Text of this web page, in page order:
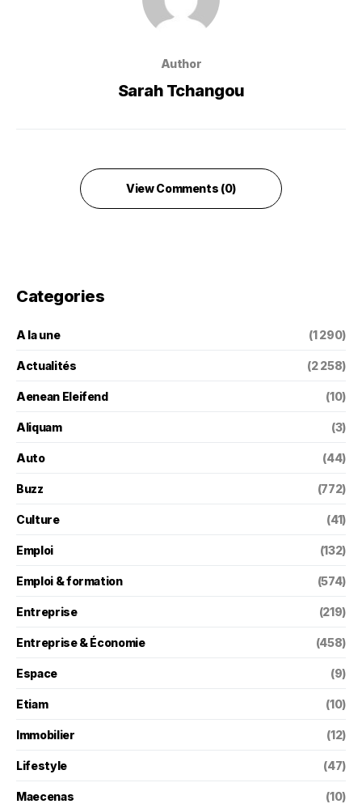
Author
Sarah Tchangou
View Comments (0)
Categories
A la une (1 290)
Actualités (2 258)
Aenean Eleifend (10)
Aliquam (3)
Auto (44)
Buzz (772)
Culture (41)
Emploi (132)
Emploi & formation (574)
Entreprise (219)
Entreprise & Économie (458)
Espace (9)
Etiam (10)
Immobilier (12)
Lifestyle (47)
Maecenas (10)